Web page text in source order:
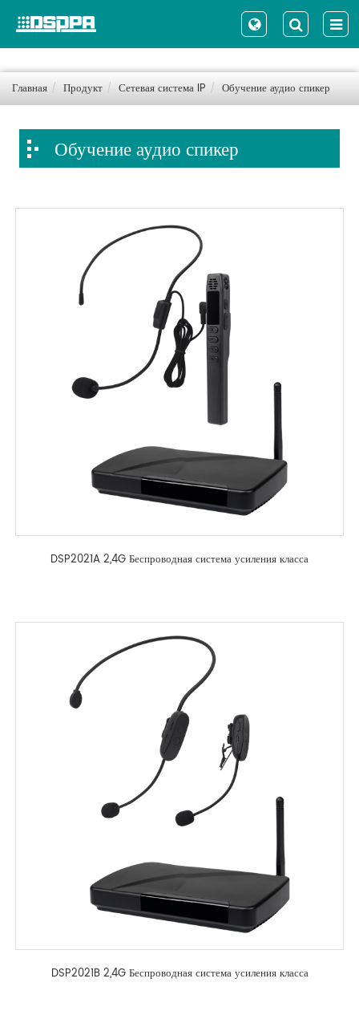
Главная Продукт Сетевая система IP Обучение аудио спикер
Обучение аудио спикер
DSP2021A 2,4G Беспроводная система усиления класса
DSP2021B 2,4G Беспроводная система усиления класса